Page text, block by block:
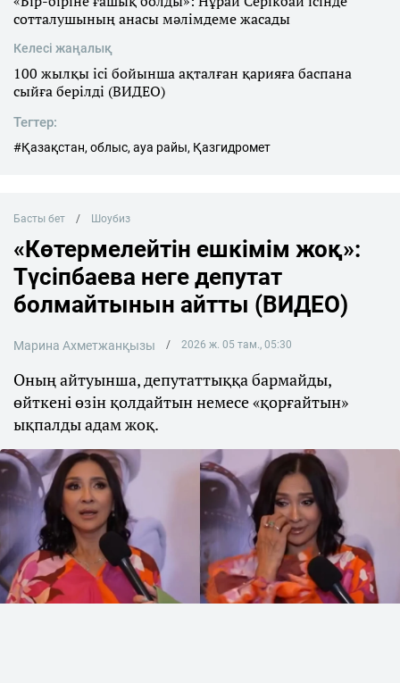
сотталушының анасы мәлімдеме жасады
Келесі жаңалық
100 жылқы ісі бойынша ақталған қарияға баспана
сыйға берілді (ВИДЕО)
Тегтер:
#Қазақстан, облыс, ауа райы, Қазгидромет
Басты бет Шоубиз
«Көтермелейтін ешкімім жоқ»:
Түсіпбаева неге депутат
болмайтынын айтты (ВИДЕО)
Марина Ахметжанқызы 2026 ж. 05 там., 05:30
Оның айтуынша, депутаттыққа бармайды,
өйткені өзін қолдайтын немесе «қорғайтын»
ықпалды адам жоқ.